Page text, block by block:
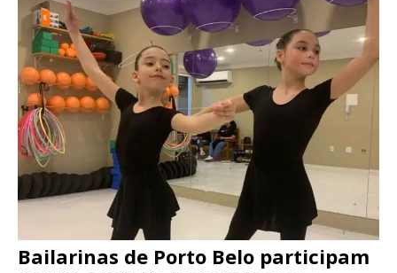
Bailarinas de Porto Belo participam